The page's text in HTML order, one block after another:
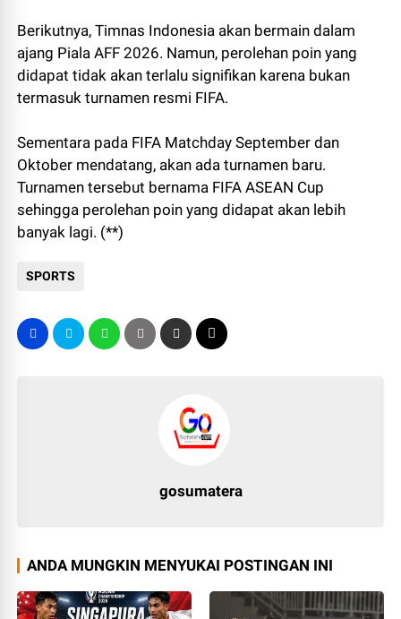
Berikutnya, Timnas Indonesia akan bermain dalam
ajang Piala AFF 2026. Namun, perolehan poin yang
didapat tidak akan terlalu signifikan karena bukan
termasuk turnamen resmi FIFA.
Sementara pada FIFA Matchday September dan
Oktober mendatang, akan ada turnamen baru.
Turnamen tersebut bernama FIFA ASEAN Cup
sehingga perolehan poin yang didapat akan lebih
banyak lagi. (**)
SPORTS
gosumatera
ANDA MUNGKIN MENYUKAI POSTINGAN INI